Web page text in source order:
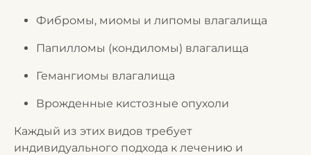
Фибромы, миомы и липомы влагалища
Папилломы (кондиломы) влагалища
Гемангиомы влагалища
Врожденные кистозные опухоли
Каждый из этих видов требует
индивидуального подхода к лечению и